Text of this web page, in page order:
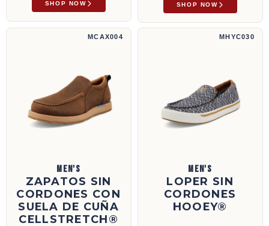
SHOP NOW SHOP NOW
Zapatos sin cordones con suela de cuña CellStretch® | MCAX004
MCAX004
MEN'S
ZAPATOS SIN
CORDONES CON
SUELA DE CUÑA
CELLSTRETCH®
Loper sin cordones Hooey® | MHYC030
MHYC030
MEN'S
LOPER SIN
CORDONES
HOOEY®